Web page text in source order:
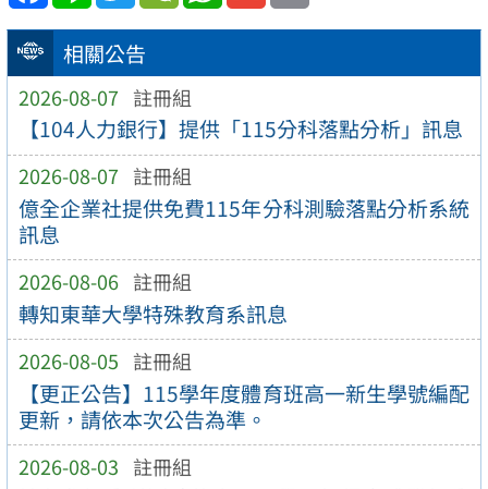
相關公告
2026-08-07 註冊組
【104人力銀行】提供「115分科落點分析」訊息
2026-08-07 註冊組
億全企業社提供免費115年分科測驗落點分析系統
訊息
2026-08-06 註冊組
轉知東華大學特殊教育系訊息
2026-08-05 註冊組
【更正公告】115學年度體育班高一新生學號編配
更新，請依本次公告為準。
2026-08-03 註冊組